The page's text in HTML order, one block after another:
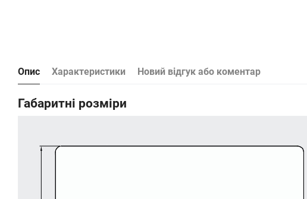
Опис Характеристики Новий відгук або коментар
Габаритні розміри